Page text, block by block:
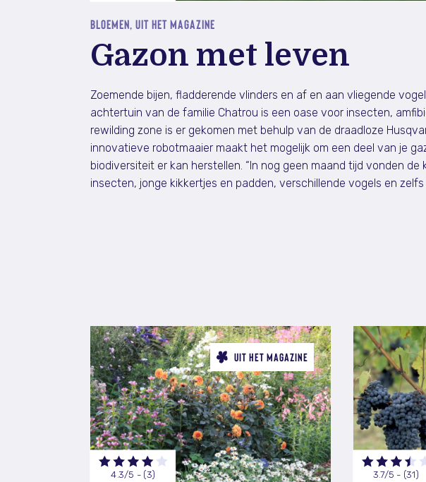
BLOEMEN, UIT HET MAGAZINE
Gazon met leven
Zoemende bijen, fladderende vlinders en af en aan vliegende
achtertuin van de familie Chatrou is een oase voor insecten,
rewilding zone is er gekomen met behulp van de draadloze
innovatieve robotmaaier maakt het mogelijk om een deel van je
biodiversiteit er kan herstellen. “In nog geen maand tijd vonden
insecten, jonge kikkertjes en padden, verschillende vogels en zelfs
UIT HET MAGAZINE
4.3/5 - (3) 3.7/5 - (31)